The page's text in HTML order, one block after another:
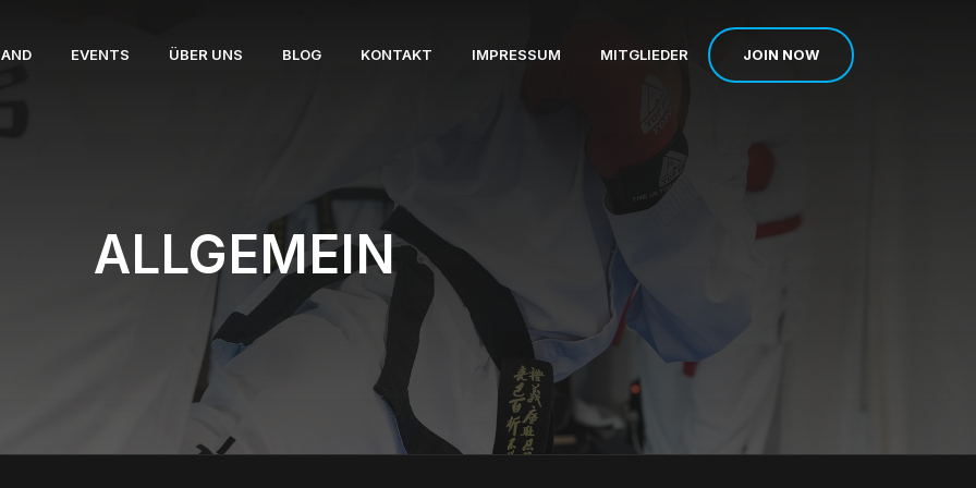
EVENTS ÜBER UNS BLOG KONTAKT IMPRESSUM MITGLIEDER JOIN NOW
ALLGEMEIN